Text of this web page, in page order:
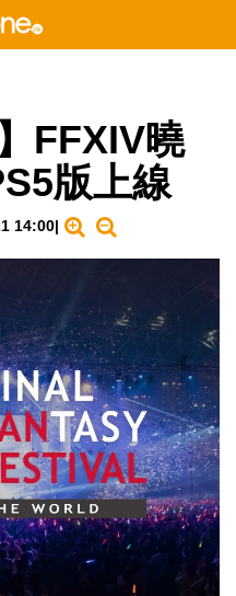
FFXIV曉
版上線
14:00|